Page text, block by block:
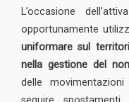
L’occasione
opportunamente
uniformare sul
nella gestione del
delle